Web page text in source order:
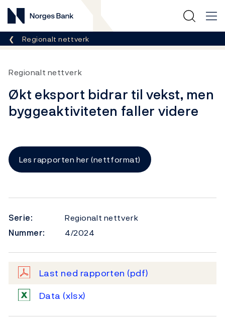
Norges Bank
Her er du nå:
Regionalt nettverk
Regionalt nettverk
Økt eksport bidrar til vekst, men
byggeaktiviteten faller videre
Les rapporten her (nettformat)
Serie:
Regionalt nettverk
Nummer:
4/2024
Last ned rapporten (pdf)
Data (xlsx)